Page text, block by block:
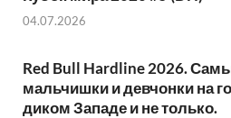
04.07.2026
Red Bull Hardline 2026.
мальчишки и девчонки на
диком Западе и не только.